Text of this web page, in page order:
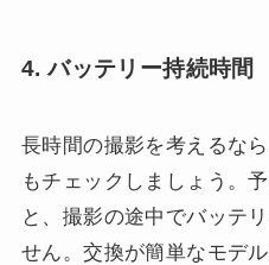
4. バッテリー持続時間
長時間の撮影を考えるな
もチェックしましょう。
と、撮影の途中でバッテ
せん。交換が簡単なモデ